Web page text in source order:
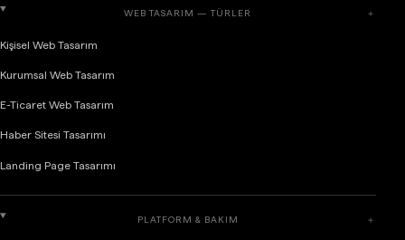
WEB TASARIM — TÜRLER ＋
Kişisel Web Tasarım
Kurumsal Web Tasarım
E-Ticaret Web Tasarım
Haber Sitesi Tasarımı
Landing Page Tasarımı
PLATFORM & BAKIM ＋